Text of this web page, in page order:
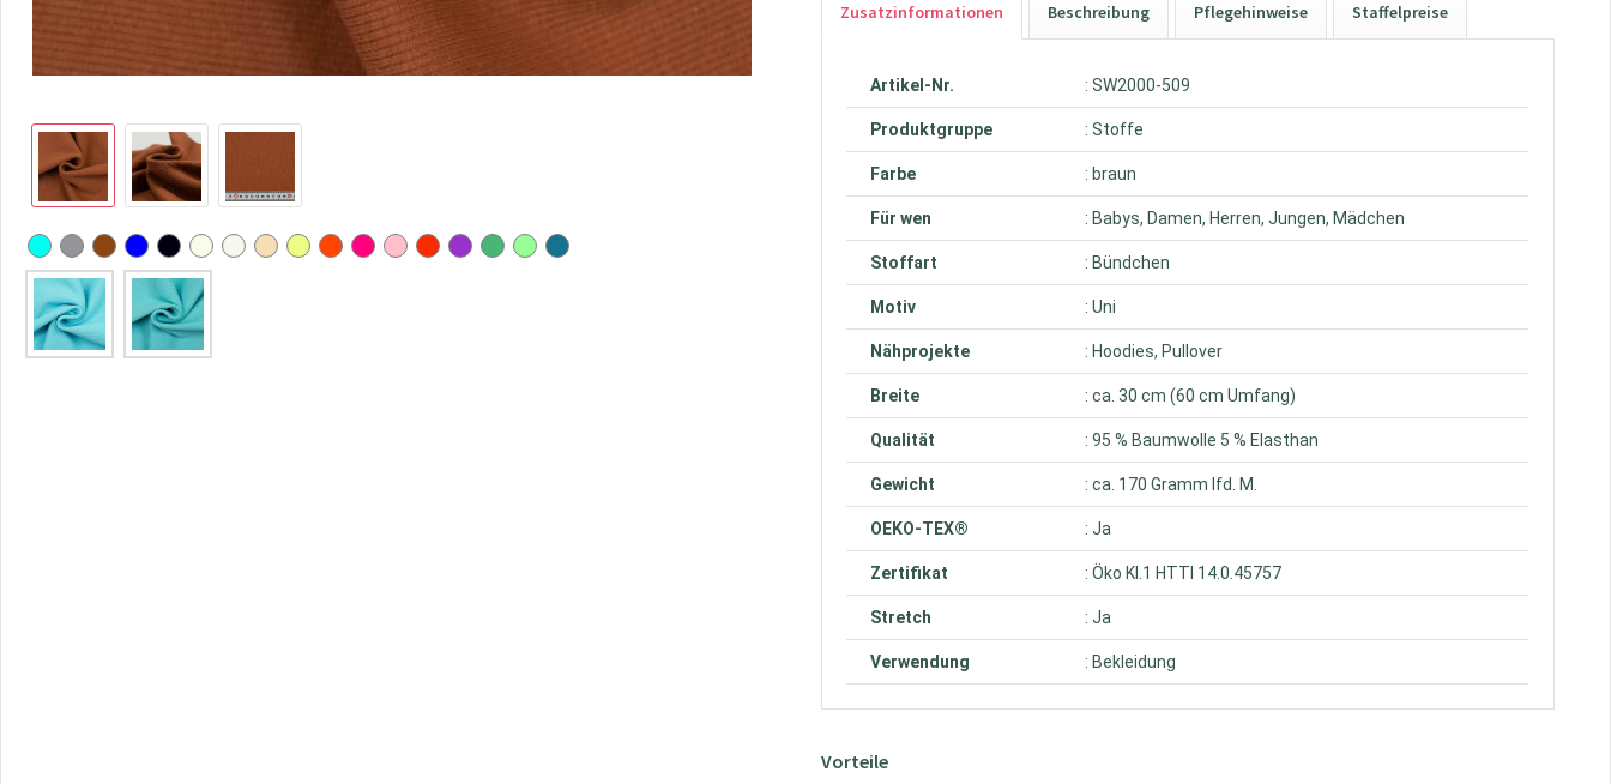
Zusatzinformationen Beschreibung Pflegehinweise Staffelpreise
Artikel-Nr. : SW2000-509
Produktgruppe : Stoffe
Farbe : braun
Für wen : Babys, Damen, Herren, Jungen, Mädchen
Stoffart : Bündchen
Motiv : Uni
Nähprojekte : Hoodies, Pullover
Breite : ca. 30 cm (60 cm Umfang)
Qualität : 95 % Baumwolle 5 % Elasthan
Gewicht : ca. 170 Gramm lfd. M.
OEKO-TEX® : Ja
Zertifikat : Öko Kl.1 HTTI 14.0.45757
Stretch : Ja
Verwendung : Bekleidung
Vorteile